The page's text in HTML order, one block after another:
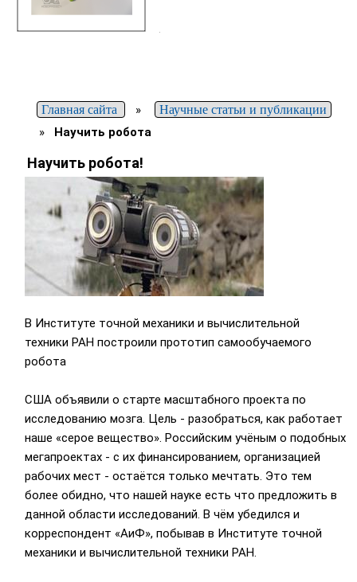
Главная сайта » Научные статьи и публикации
» Научить робота
Научить робота!
В Институте точной механики и вычислительной
техники РАН построили прототип самообучаемого
робота
США объявили о старте масштабного проекта по
исследованию мозга. Цель - разобраться, как работает
наше «серое вещество». Российским учёным о подобных
мегапроектах - с их финансированием, организацией
рабочих мест - остаётся только мечтать. Это тем
более обидно, что нашей науке есть что предложить в
данной области исследований. В чём убедился и
корреспондент «АиФ», побывав в Институте точной
механики и вычислительной техники РАН.